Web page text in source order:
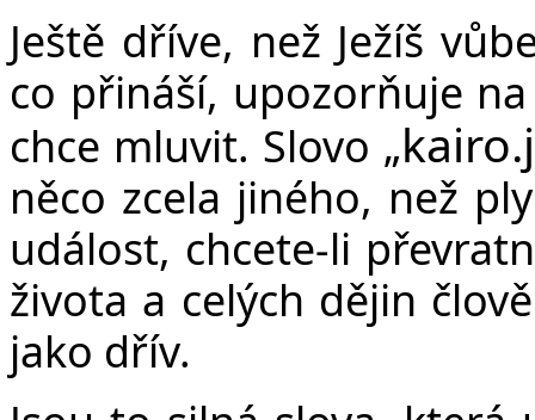
Ještě dříve, než Ježíš
co přináší, upozorňuje
chce mluvit. Slovo „kairo.j
něco zcela jiného, než
událost, chcete-li
života a celých dějin
jako dřív.